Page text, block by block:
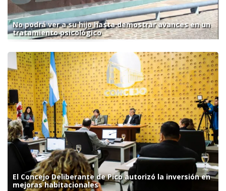
No podrá ver a su hijo hasta demostrar avances en un
tratamiento psicológico
El Concejo Deliberante de Pico autorizó la inversión en
mejoras habitacionales